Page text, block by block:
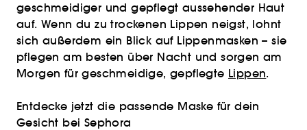
geschmeidiger und gepflegt aussehender Haut
auf. Wenn du zu trockenen Lippen neigst, lohnt
sich außerdem ein Blick auf Lippenmasken – sie
pflegen am besten über Nacht und sorgen am
Morgen für geschmeidige, gepflegte Lippen.
Entdecke jetzt die passende Maske für dein
Gesicht bei Sephora